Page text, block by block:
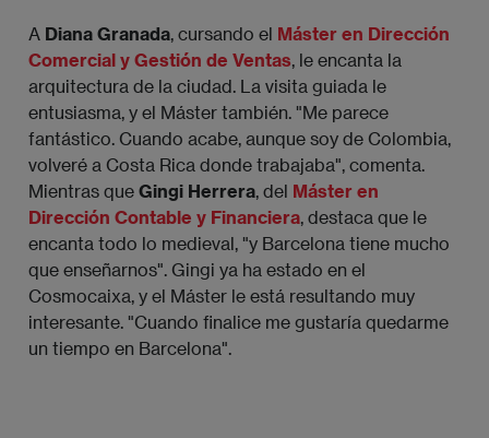
A Diana Granada, cursando el Máster en Dirección
Comercial y Gestión de Ventas, le encanta la
arquitectura de la ciudad. La visita guiada le
entusiasma, y el Máster también. "Me parece
fantástico. Cuando acabe, aunque soy de Colombia,
volveré a Costa Rica donde trabajaba", comenta.
Mientras que Gingi Herrera, del Máster en
Dirección Contable y Financiera, destaca que le
encanta todo lo medieval, "y Barcelona tiene mucho
que enseñarnos". Gingi ya ha estado en el
Cosmocaixa, y el Máster le está resultando muy
interesante. "Cuando finalice me gustaría quedarme
un tiempo en Barcelona".